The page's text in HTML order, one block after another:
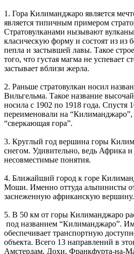
1. Гора Килиманджаро является
является типичным примером
Стратовулканами нызывают
класическую форму и состоят из из
пепла и застывшей лавы. Такое
того, что густая магма не успевает
застывает вблизи жерла.
2. Раньше стратовулкан носил
Вильгельма. Такое название
носила с 1902 по 1918 года. Спустя
переименовали на “Килиманджаро”,
“сверкающая гора”.
3. Круглый год вершина горы
снегом. Удивительно, ведь Африка
несовместимые понятия.
4. Ближайший город к горе
Моши. Именно оттуда альпинисты
заснеженную африканскую вершину.
5. В 50 км от горы Килиманджаро
под названием “Килиманджаро”.
обеспечивает транспортную
объекта. Всего 13 направлений в
Амстердам, Дохи, Франкфурта-на-